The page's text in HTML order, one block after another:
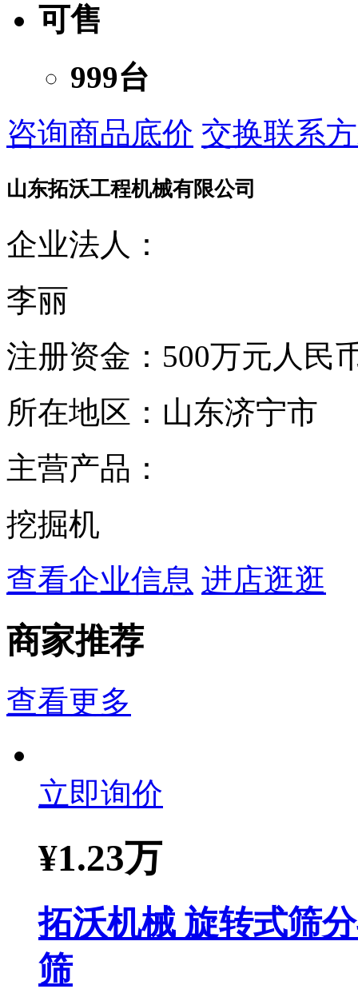
可售
999台
咨询商品底价 交换联系
山东拓沃工程机械有限公司
企业法人：
李丽
注册资金： 500万元人民
所在地区： 山东济宁市
主营产品：
挖掘机
查看企业信息 进店逛逛
商家推荐
查看更多
立即询价
¥1.23万
拓沃机械 旋转式筛
筛